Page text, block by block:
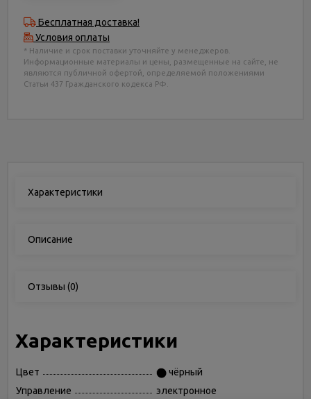
Бесплатная доставка!
Условия оплаты
* Наличие и срок поставки уточняйте у менеджеров.
Информационные материалы и цены, размещенные на сайте, не
являются публичной офертой, определяемой положениями
Статьи 437 Гражданского кодекса РФ.
Характеристики
Описание
Отзывы (0)
Характеристики
Цвет
чёрный
Управление
электронное